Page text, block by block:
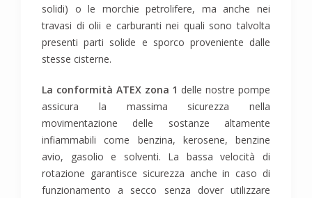
solidi) o le morchie petrolifere, ma anche nei
travasi di olii e carburanti nei quali sono talvolta
presenti parti solide e sporco proveniente dalle
stesse cisterne.
La conformità ATEX zona 1 delle nostre pompe
assicura la massima sicurezza nella
movimentazione delle sostanze altamente
infiammabili come benzina, kerosene, benzine
avio, gasolio e solventi. La bassa velocità di
rotazione garantisce sicurezza anche in caso di
funzionamento a secco senza dover utilizzare